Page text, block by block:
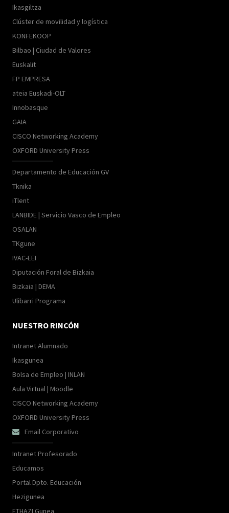
Ikasgiltza
Clúster de movilidad y logística
KONFEKOOP
Bilbao | Ciudad de Valores
Euskalit
FP EMPRESA
ateia Euskadi-OLT
Innobasque
GAIA
CISCO Networking Academy
OXFORD University Press
Departamento de Educación GV
Tknika
iTlent
LANBIDE | Servicio Vasco de Empleo
OSALAN
TKgune
IVAC-EEI
Diputación Foral de Bizkaia
Bizkaia | DEMA
Ulibarri Programa
NUESTRO RINCÓN
Intranet Alumnado
Ikasgunea
Bolsa de Empleo | INLAN
Aula Virtual | Moodle
CISCO Networking Academy
OXFORD University Press
 Email Corporativo
Intranet Profesorado
Educamos
Portal Dpto. Educación
Hezigunea
ETHAZI Gunea